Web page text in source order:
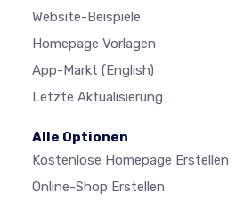
Website-Beispiele
Homepage Vorlagen
App-Markt (English)
Letzte Aktualisierung
Alle Optionen
Kostenlose Homepage Erstellen
Online-Shop Erstellen